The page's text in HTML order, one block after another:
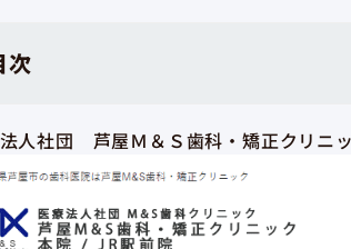
次
人社団 芦屋Ｍ＆Ｓ歯科・矯正クリニ